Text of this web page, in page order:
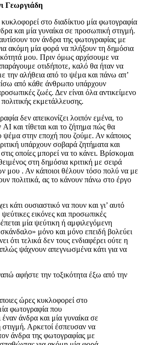
Γεωργιάδη
στο διαδίκτυο μία φωτογραφία
και μία γυναίκα σε προσωπική στιγμή.
τον άνδρα της φωτογραφίας με
ακόμη μία φορά να πλήξουν τη δημόσια
μου. Πριν όμως αρχίσουμε να
οτιδήποτε, καλό θα ήταν να
την αλήθεια από το ψέμα και πάνω απ’
από κάθε άνθρωπο υπάρχουν
ζωές. Δεν είναι όλα αντικείμενο
εκμετάλλευσης.
δεν απεικονίζει λοιπόν εμένα, το
AI και τίθεται και το ζήτημα πώς θα
ψέμα στην εποχή που ζούμε. Αν κάποιος
υπάρχουν σοβαρά ζητήματα και
οποίες μπορεί να το κάνει. Βρίσκομαι
στη δημόσια κριτική με σειρά
μου . Αν κάποιοι θέλουν τόσο πολύ να με
πολιτικά, ας το κάνουν πάνω στο έργο
κάτι ουσιαστικό να πουν και γι’ αυτό
εικόνες και προσωπικές
μία ψεύτικη ή αμφιλεγόμενη
μόνο και μόνο επειδή βολεύει
ότι τελικά δεν τους ενδιαφέρει ούτε η
ψάχνουν απεγνωσμένα κάτι για να
αφήστε την τοξικότητα έξω από την
ώρες κυκλοφορεί στο
φωτογραφία που
έναν άνδρα και μία γυναίκα σε
Αρκετοί έσπευσαν να
άνδρα της φωτογραφίας με